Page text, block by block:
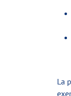
La